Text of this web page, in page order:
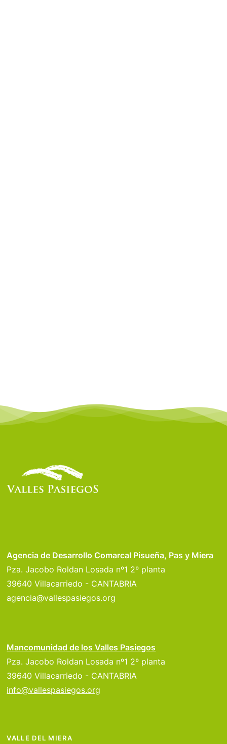
Agencia de Desarrollo Comarcal Pisueña, Pas y Miera
Pza. Jacobo Roldan Losada nº1 2º planta
39640 Villacarriedo - CANTABRIA
agencia@vallespasiegos.org
Mancomunidad de los Valles Pasiegos
Pza. Jacobo Roldan Losada nº1 2º planta
39640 Villacarriedo - CANTABRIA
info@vallespasiegos.org
VALLE DEL MIERA